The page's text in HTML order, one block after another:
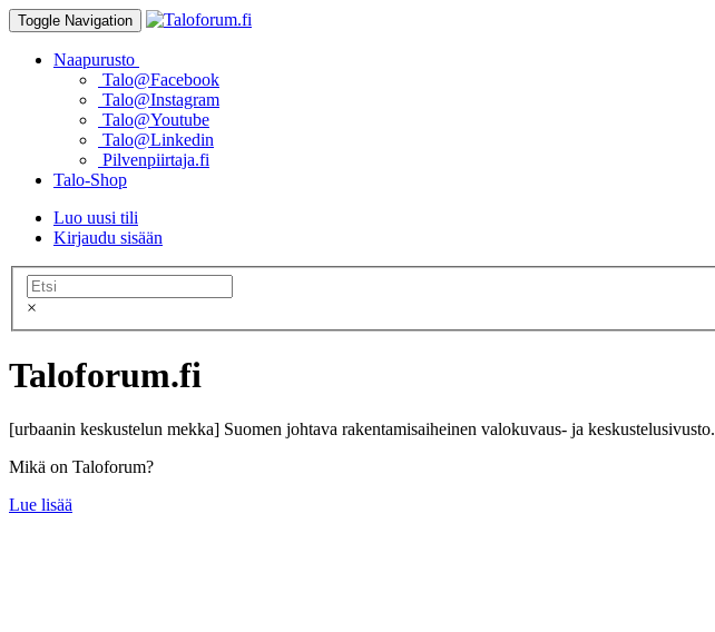
Toggle Navigation
Naapurusto
Talo@Facebook
Talo@Instagram
Talo@Youtube
Talo@Linkedin
Pilvenpiirtaja.fi
Talo-Shop
Luo uusi tili
Kirjaudu sisään
×
Taloforum.fi
[urbaanin keskustelun mekka] Suomen johtava rakentamisaiheinen valokuvaus- ja keskustelusivusto.
Mikä on Taloforum?
Lue lisää